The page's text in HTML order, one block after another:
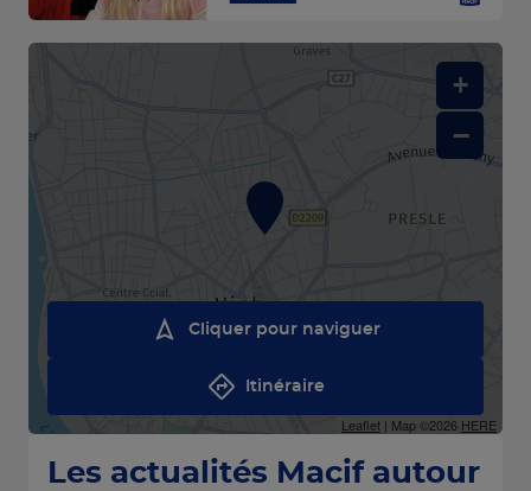
+
−
Leaflet | Map ©2026 HERE
Cliquer pour naviguer
Itinéraire
Les actualités Macif autour